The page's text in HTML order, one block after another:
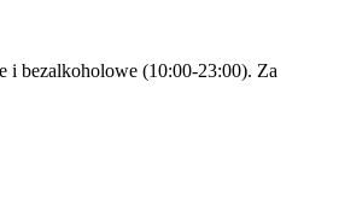
i bezalkoholowe (10:00-23:00). Za